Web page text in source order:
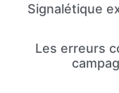
Signalétique
Les erreurs